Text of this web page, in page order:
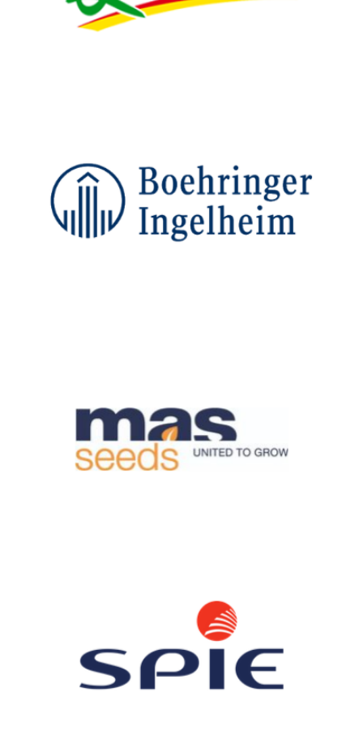
BOEHRINGER INGELHEIM, LOGISTIQUE INDUSTRIELLE
Le leader de la santé animale confie ses matières premières
d'emballage à Denjean Logistique.
MAS Seeds est un des leaders européens de production de
semences de maïs et oléagineux. Denjean Logistique
l’accompagne sur du stockage en température dirigée.
SPIE CITYNETWORKS, LOGISTIQUE INDUSTRIELLE
Spie CityNetworks réorganise la gestion de son activité chantier
réseau et concentre la valeur ajoutée de ses techniciens en
confiant la gestion logistique de ses flux amont à Denjean
Logistique.